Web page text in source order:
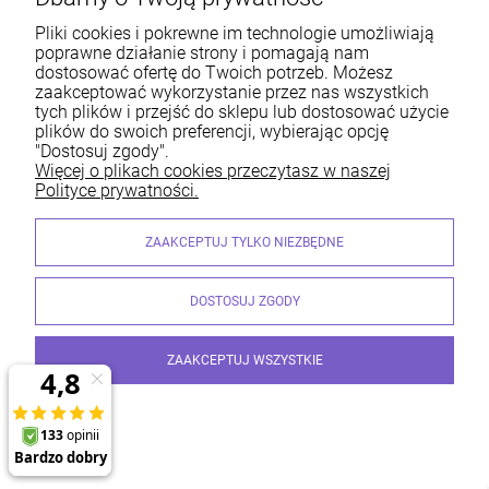
SIATKA LEŚNA
Newsletter
Zgadzam się na przetwarzanie moich danych
osobowych przez Sprzedawcę w celu marketingowym.
Dane osobowe przetwarzane są zgodnie z polityką
prywatności.
Pliki cookies i pokrewne im technologie umożliwiają
poprawne działanie strony i pomagają nam
dostosować ofertę do Twoich potrzeb. Możesz
zaakceptować wykorzystanie przez nas wszystkich
tych plików i przejść do sklepu lub dostosować użycie
plików do swoich preferencji, wybierając opcję
"Dostosuj zgody".
Więcej o plikach cookies przeczytasz w naszej
Polityce prywatności.
ZAAKCEPTUJ TYLKO NIEZBĘDNE
DOSTOSUJ ZGODY
ZAAKCEPTUJ WSZYSTKIE